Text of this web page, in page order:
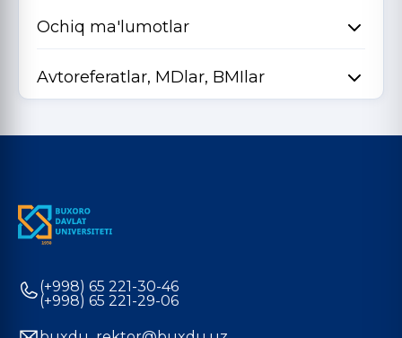
Ochiq ma'lumotlar
Avtoreferatlar, MDlar, BMIlar
(+998) 65 221-30-46
(+998) 65 221-29-06